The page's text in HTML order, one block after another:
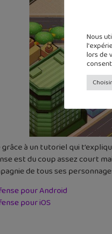
à un tutoriel qui
est du coup assez court
de tous ses
pour Android
pour iOS
Nous
lors de